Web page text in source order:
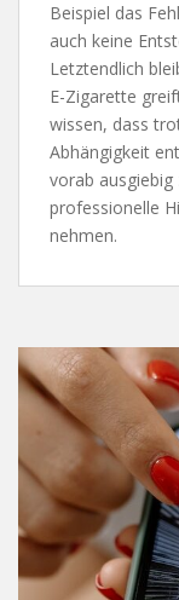
Beispiel das
auch keine
Letztendlich
E-Zigarette
wissen, dass
Abhängigkeit
vorab
professionelle
nehmen.